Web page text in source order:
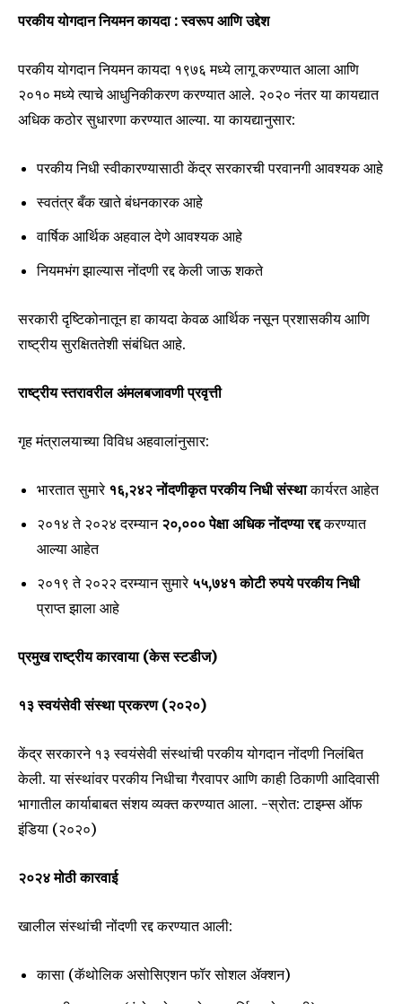
परकीय योगदान नियमन कायदा : स्वरूप आणि उद्देश
परकीय योगदान नियमन कायदा १९७६ मध्ये लागू करण्यात आला आणि
२०१० मध्ये त्याचे आधुनिकीकरण करण्यात आले. २०२० नंतर या कायद्यात
अधिक कठोर सुधारणा करण्यात आल्या. या कायद्यानुसार:
परकीय निधी स्वीकारण्यासाठी केंद्र सरकारची परवानगी आवश्यक आहे
स्वतंत्र बँक खाते बंधनकारक आहे
वार्षिक आर्थिक अहवाल देणे आवश्यक आहे
नियमभंग झाल्यास नोंदणी रद्द केली जाऊ शकते
सरकारी दृष्टिकोनातून हा कायदा केवळ आर्थिक नसून प्रशासकीय आणि
राष्ट्रीय सुरक्षिततेशी संबंधित आहे.
राष्ट्रीय स्तरावरील अंमलबजावणी प्रवृत्ती
गृह मंत्रालयाच्या विविध अहवालांनुसार:
भारतात सुमारे १६,२४२नोंदणीकृतपरकीयनिधीसंस्थाकार्यरत आहेत
२०१४ ते २०२४ दरम्यान २०,०००पेक्षाअधिकनोंदण्यारद्दकरण्यात
आल्या आहेत
२०१९ ते २०२२ दरम्यान सुमारे ५५,७४१कोटीरुपयेपरकीयनिधी
प्राप्त झाला आहे
प्रमुख राष्ट्रीय कारवाया (केस स्टडीज)
१३ स्वयंसेवी संस्था प्रकरण (२०२०)
केंद्र सरकारने १३ स्वयंसेवी संस्थांची परकीय योगदान नोंदणी निलंबित
केली. या संस्थांवर परकीय निधीचा गैरवापर आणि काही ठिकाणी आदिवासी
भागातील कार्याबाबत संशय व्यक्त करण्यात आला. -स्रोत: टाइम्स ऑफ
इंडिया (२०२०)
२०२४ मोठी कारवाई
खालील संस्थांची नोंदणी रद्द करण्यात आली:
कासा (कॅथोलिक असोसिएशन फॉर सोशल ॲक्शन)